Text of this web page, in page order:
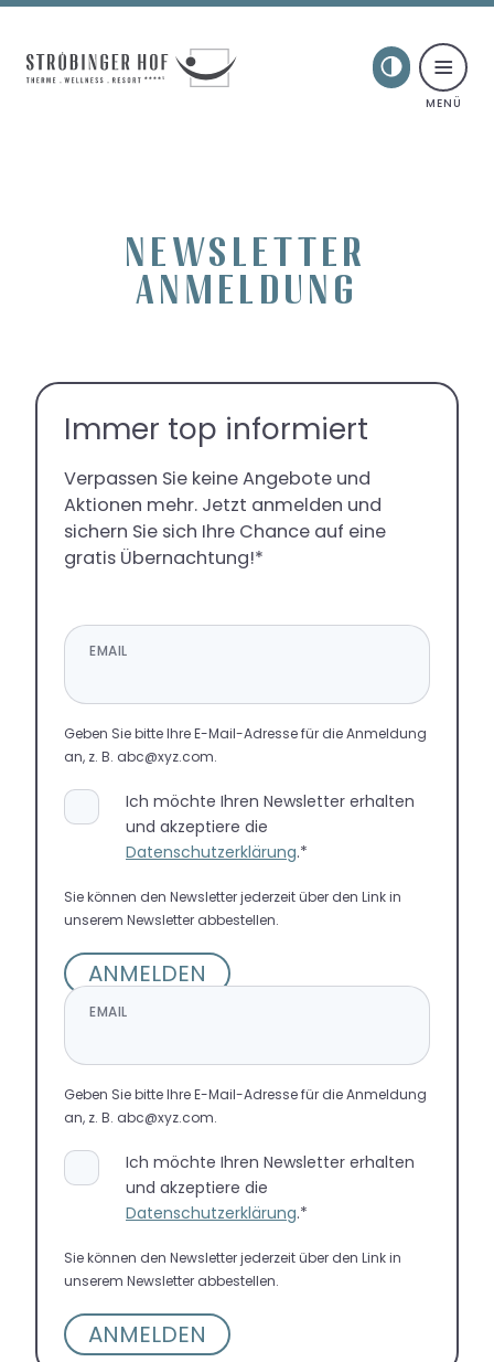
Toggle
Ihr Gastgeber
Lage & Umgebung
Anreise & Parken
Hotel Web-App
Newsletter
Blog
NEWSLETTER
ANMELDUNG
Immer top informiert
Verpassen Sie keine Angebote und
Aktionen mehr. Jetzt anmelden und
sichern Sie sich Ihre Chance auf eine
gratis Übernachtung!*
EMAIL
Geben Sie bitte Ihre E-Mail-Adresse für die Anmeldung
an, z. B. abc@xyz.com.
Ich möchte Ihren Newsletter erhalten
und akzeptiere die
Datenschutzerklärung.*
Sie können den Newsletter jederzeit über den Link in
unserem Newsletter abbestellen.
ANMELDEN
EMAIL
Geben Sie bitte Ihre E-Mail-Adresse für die Anmeldung
an, z. B. abc@xyz.com.
Ich möchte Ihren Newsletter erhalten
und akzeptiere die
Datenschutzerklärung.*
Sie können den Newsletter jederzeit über den Link in
unserem Newsletter abbestellen.
ANMELDEN